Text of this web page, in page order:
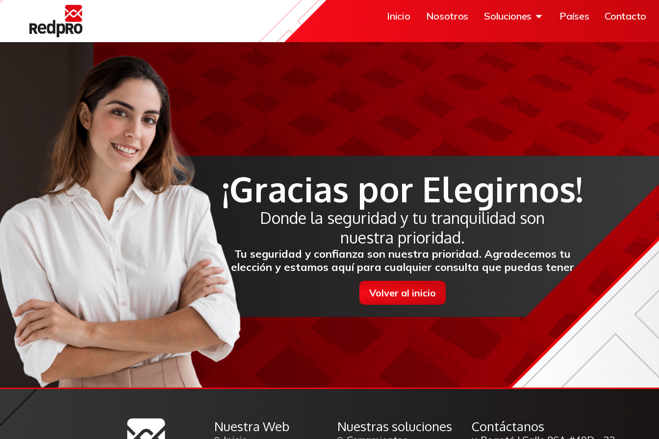
Inicio Nosotros Soluciones Países Contacto
¡Gracias por Elegirnos!
Donde la seguridad y tu tranquilidad son
nuestra prioridad.
Tu seguridad y confianza son nuestra prioridad. Agradecemos tu
elección y estamos aquí para cualquier consulta que puedas tener
Volver al inicio
Nuestra Web Nuestras soluciones Contáctanos